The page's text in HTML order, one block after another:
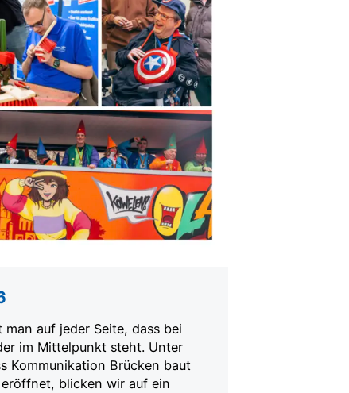
auf jeder Seite, dass bei
im Mittelpunkt steht. Unter
Kommunikation Brücken baut
blicken wir auf ein